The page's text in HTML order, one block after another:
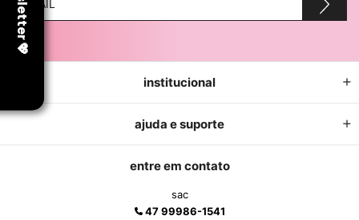
institucional
ajuda e suporte
entre em contato
sac
47 99986-1541